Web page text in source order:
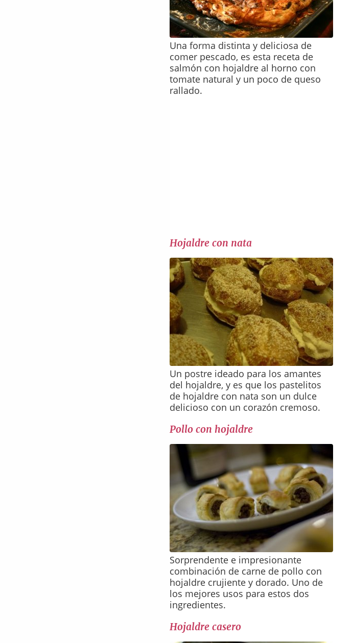
Una forma distinta y deliciosa de
comer pescado, es esta receta de
salmón con hojaldre al horno con
tomate natural y un poco de queso
rallado.
Hojaldre con nata
Un postre ideado para los amantes
del hojaldre, y es que los pastelitos
de hojaldre con nata son un dulce
delicioso con un corazón cremoso.
Pollo con hojaldre
Sorprendente e impresionante
combinación de carne de pollo con
hojaldre crujiente y dorado. Uno de
los mejores usos para estos dos
ingredientes.
Hojaldre casero